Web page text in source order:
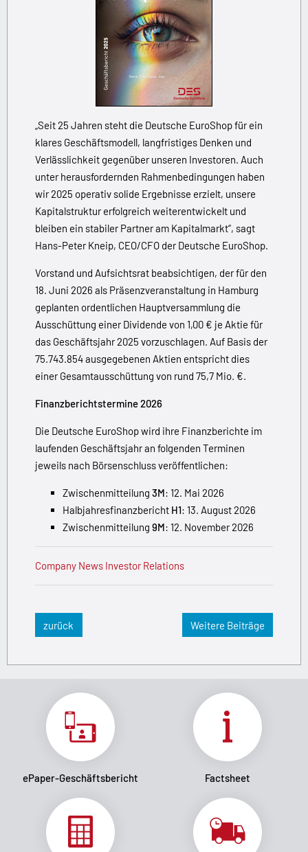
„Seit 25 Jahren steht die Deutsche EuroShop für ein
klares Geschäftsmodell, langfristiges Denken und
Verlässlichkeit gegenüber unseren Investoren. Auch
unter herausfordernden Rahmenbedingungen haben
wir 2025 operativ solide Ergebnisse erzielt, unsere
Kapitalstruktur erfolgreich weiterentwickelt und
bleiben ein stabiler Partner am Kapitalmarkt“, sagt
Hans-Peter Kneip, CEO/CFO der Deutsche EuroShop.
Vorstand und Aufsichtsrat beabsichtigen, der für den
18. Juni 2026 als Präsenzveranstaltung in Hamburg
geplanten ordentlichen Hauptversammlung die
Ausschüttung einer Dividende von 1,00 € je Aktie für
das Geschäftsjahr 2025 vorzuschlagen. Auf Basis der
75.743.854 ausgegebenen Aktien entspricht dies
einer Gesamtausschüttung von rund 75,7 Mio. €.
Finanzberichtstermine 2026
Die Deutsche EuroShop wird ihre Finanzberichte im
laufenden Geschäftsjahr an folgenden Terminen
jeweils nach Börsenschluss veröffentlichen:
Zwischenmitteilung 3M: 12. Mai 2026
Halbjahresfinanzbericht H1: 13. August 2026
Zwischenmitteilung 9M: 12. November 2026
Company News Investor Relations
zurück Weitere Beiträge
ePaper-Geschäftsbericht Factsheet